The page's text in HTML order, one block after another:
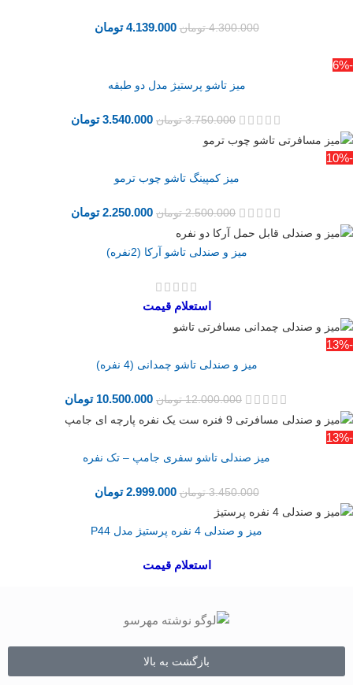
4.300.000 تومان 4.139.000 تومان
-6%
میز تاشو پرستیژ مدل دو طبقه
3.750.000 تومان 3.540.000 تومان
-10%
میز کمپینگ تاشو چوب ترمو
2.500.000 تومان 2.250.000 تومان
میز و صندلی تاشو آرکا (2نفره)
استعلام قیمت
-13%
میز و صندلی تاشو چمدانی (4 نفره)
12.000.000 تومان 10.500.000 تومان
-13%
میز صندلی تاشو سفری جامپ – تک نفره
3.450.000 تومان 2.999.000 تومان
میز و صندلی 4 نفره پرستیژ مدل P44
استعلام قیمت
بازگشت به بالا